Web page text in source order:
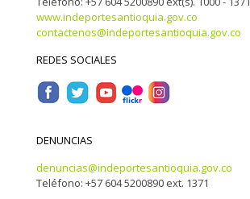
www.indeportesantioquia.gov.co
contactenos@indeportesantioquia.gov.co
REDES SOCIALES
DENUNCIAS
denuncias@indeportesantioquia.gov.co
Teléfono: +57 604 5200890 ext. 1371